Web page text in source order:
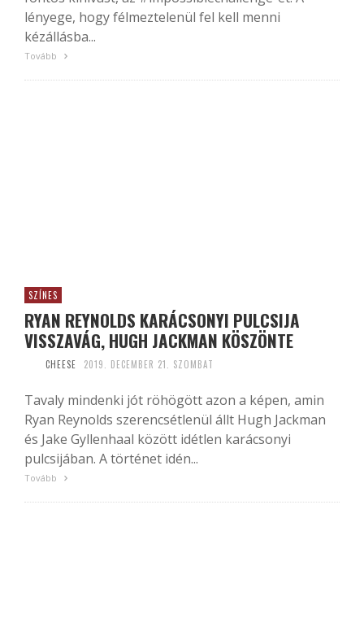
lényege, hogy félmeztelenül fel kell menni
kézállásba...
Tovább
SZÍNES
RYAN REYNOLDS KARÁCSONYI PULCSIJA
VISSZAVÁG, HUGH JACKMAN KÖSZÖNTE
CHEESE 2019. DECEMBER 21. SZOMBAT
Tavaly mindenki jót röhögött azon a képen, amin
Ryan Reynolds szerencsétlenül állt Hugh Jackman
és Jake Gyllenhaal között idétlen karácsonyi
pulcsijában. A történet idén...
Tovább